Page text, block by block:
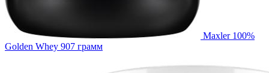
Maxler 100%
Golden Whey 907 грамм